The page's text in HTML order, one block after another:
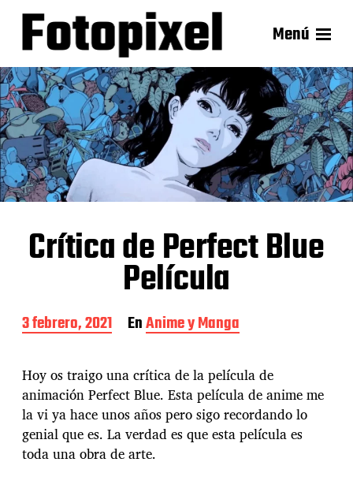
Menú
Crítica de Perfect Blue
Película
F
e
h
a
d
e
l
a
e
3 febrero, 2021 EnAnime y Manga
Hoy os traigo una crítica de la película de
animación Perfect Blue. Esta película de anime me
la vi ya hace unos años pero sigo recordando lo
genial que es. La verdad es que esta película es
toda una obra de arte.